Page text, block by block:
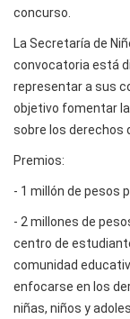
concurso.
La Secretaría de
convocatoria está
representar a sus
objetivo fomentar
sobre los derechos
Premios:
- 1 millón de pesos
- 2 millones de
centro de
comunidad
enfocarse en los
niñas, niños y